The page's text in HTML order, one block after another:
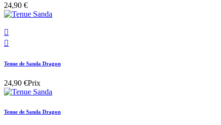
24,90 €


Tenue de Sanda Dragon
24,90 €Prix
Tenue de Sanda Dragon